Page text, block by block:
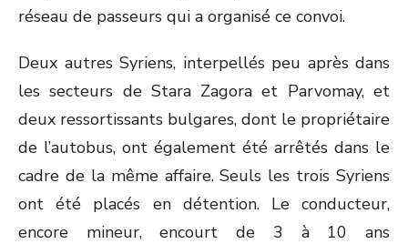
réseau de passeurs qui a organisé ce convoi.
Deux autres Syriens, interpellés peu après dans
les secteurs de Stara Zagora et Parvomay, et
deux ressortissants bulgares, dont le propriétaire
de l’autobus, ont également été arrêtés dans le
cadre de la même affaire. Seuls les trois Syriens
ont été placés en détention. Le conducteur,
encore mineur, encourt de 3 à 10 ans